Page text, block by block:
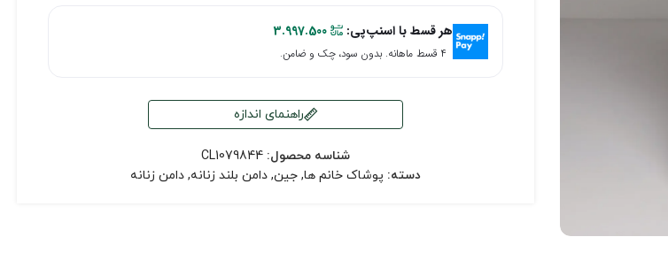
هر قسط با اسنپ‌پی: 3.997.500
۴ قسط ماهانه. بدون سود، چک و ضامن.
راهنمای اندازه
شناسه محصول: CL1079844
دسته: پوشاک خانم ها, جین, دامن بلند زنانه, دامن زنانه